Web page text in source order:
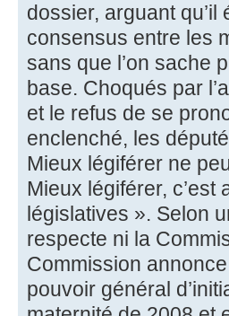
dossier, arguant qu’il
consensus entre les
sans que l’on sache
base. Choqués par
et le refus de se
enclenché, les
Mieux légiférer ne
Mieux légiférer,
législatives ». Selon
respecte ni la
Commission
pouvoir général